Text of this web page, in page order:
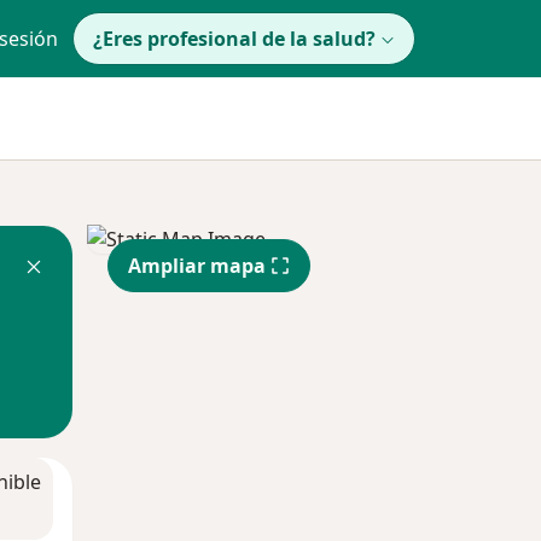
¿Eres profesional de la salud?
Ampliar mapa